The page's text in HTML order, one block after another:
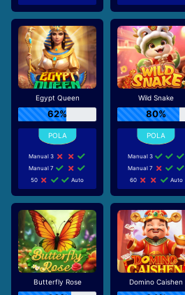
Egypt Queen
62%
Manual 3
Manual 7
50
Auto
Wild Snake
80%
Manual 3
Manual 7
60
Auto
Butterfly Rose Domino Caishen